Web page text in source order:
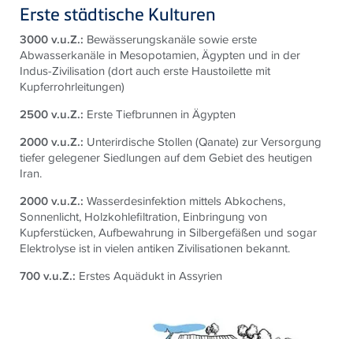
Erste städtische Kulturen
3000 v.u.Z.: Bewässerungskanäle sowie erste
Abwasserkanäle in Mesopotamien, Ägypten und in der
Indus-Zivilisation (dort auch erste Haustoilette mit
Kupferrohrleitungen)
2500 v.u.Z.: Erste Tiefbrunnen in Ägypten
2000 v.u.Z.: Unterirdische Stollen (Qanate) zur Versorgung
tiefer gelegener Siedlungen auf dem Gebiet des heutigen
Iran.
2000 v.u.Z.: Wasserdesinfektion mittels Abkochens,
Sonnenlicht, Holzkohlefiltration, Einbringung von
Kupferstücken, Aufbewahrung in Silbergefäßen und sogar
Elektrolyse ist in vielen antiken Zivilisationen bekannt.
700 v.u.Z.: Erstes Aquädukt in Assyrien